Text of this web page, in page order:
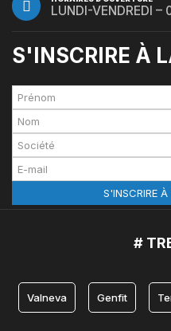
LUNDI-VENDREDI –
S'INSCRIRE À
#
Valneva Genfit